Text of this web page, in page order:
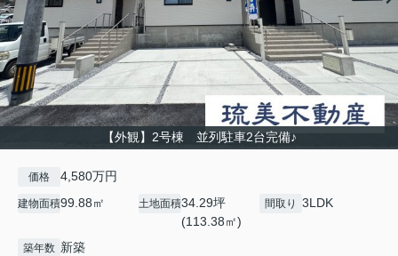
【外観】2号棟 並列駐車2台完備♪
価格 4,580万円
建物面積99.88㎡ 土地面積34.29坪
(113.38㎡)
間取り 3LDK
築年数 新築